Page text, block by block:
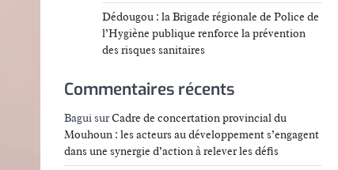
Dédougou : la Brigade régionale de Police de
l’Hygiène publique renforce la prévention
des risques sanitaires
Commentaires récents
BaguisurCadre de concertation provincial du
Mouhoun : les acteurs au développement s’engagent
dans une synergie d’action à relever les défis